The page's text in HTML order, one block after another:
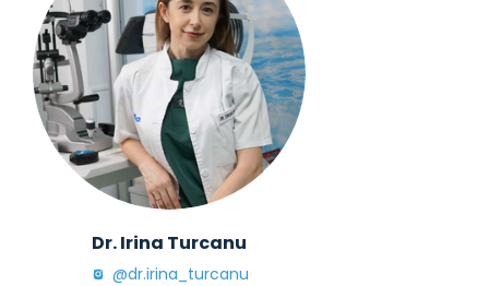
Dr. Irina Turcanu
@dr.irina_turcanu